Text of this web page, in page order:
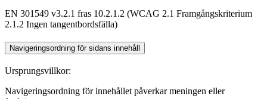
EN 301549 v3.2.1 fras 10.2.1.2 (WCAG 2.1 Framgångskriterium
2.1.2 Ingen tangentbordsfälla)
Navigeringsordning för sidans innehåll
Ursprungsvillkor:
Navigeringsordning för innehållet påverkar meningen eller